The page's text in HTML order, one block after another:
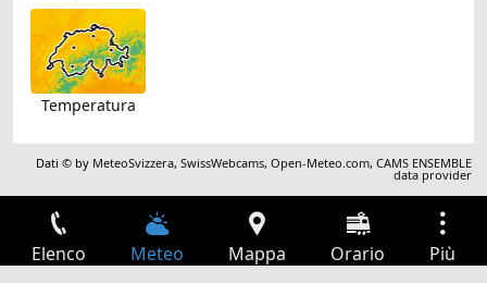
Temperatura
Dati © by MeteoSvizzera,SwissWebcams,Open-Meteo.com,CAMS ENSEMBLE
data provider
Elenco Meteo Mappa Orario Più